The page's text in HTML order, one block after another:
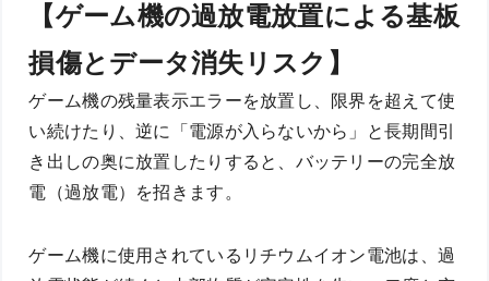
【ゲーム機の過放電放置による基板
損傷とデータ消失リスク】
ゲーム機の残量表示エラーを放置し、限界を超えて使
い続けたり、逆に「電源が入らないから」と長期間引
き出しの奥に放置したりすると、バッテリーの完全放
電（過放電）を招きます。
ゲーム機に使用されているリチウムイオン電池は、過